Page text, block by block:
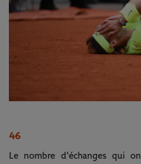
46
Le nombre d'échanges qui